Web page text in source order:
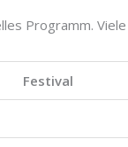
Programm.
Festival